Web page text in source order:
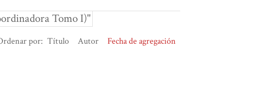
Tomo I)"
por: Título Autor Fecha de agregación